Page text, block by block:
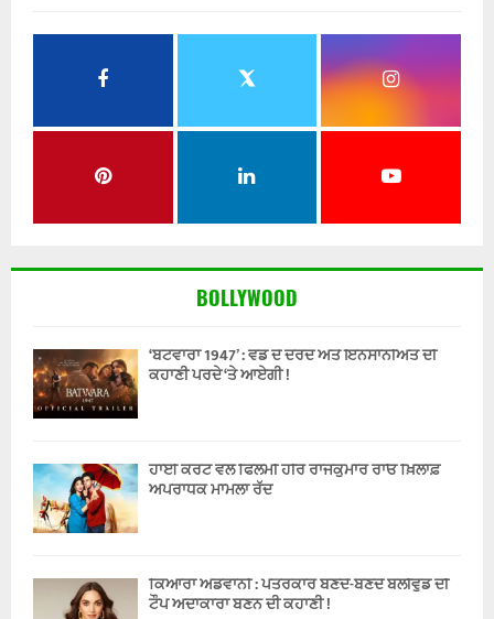
BOLLYWOOD
‘ਬਟਵਾਰਾ 1947’ : ਵੰਡ ਦੇ ਦਰਦ ਅਤੇ ਇਨਸਾਨੀਅਤ ਦੀ
ਕਹਾਣੀ ਪਰਦੇ ‘ਤੇ ਆਏਗੀ !
ਹਾਈ ਕੋਰਟ ਵਲੋਂ ਫਿਲਮੀ ਹੀਰੋ ਰਾਜਕੁਮਾਰ ਰਾਓ ਖ਼ਿਲਾਫ਼
ਅਪਰਾਧਕ ਮਾਮਲਾ ਰੱਦ
ਕਿਆਰਾ ਅਡਵਾਨੀ : ਪੱਤਰਕਾਰ ਬਣਦੇ-ਬਣਦੇ ਬੌਲੀਵੁੱਡ ਦੀ
ਟੌਪ ਅਦਾਕਾਰਾ ਬਣਨ ਦੀ ਕਹਾਣੀ !